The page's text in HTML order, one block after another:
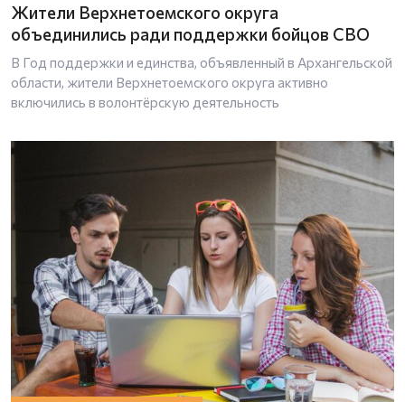
Жители Верхнетоемского округа
объединились ради поддержки бойцов СВО
В Год поддержки и единства, объявленный в Архангельской
области, жители Верхнетоемского округа активно
включились в волонтёрскую деятельность